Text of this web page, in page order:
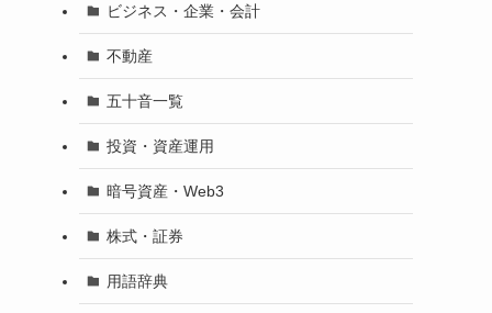
ビジネス・企業・会計
不動産
五十音一覧
投資・資産運用
暗号資産・Web3
株式・証券
用語辞典